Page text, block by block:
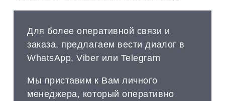
Для более оперативной связи и
заказа, предлагаем вести диалог в
WhatsApp, Viber или Telegram
Мы приставим к Вам личного
менеджера, который оперативно